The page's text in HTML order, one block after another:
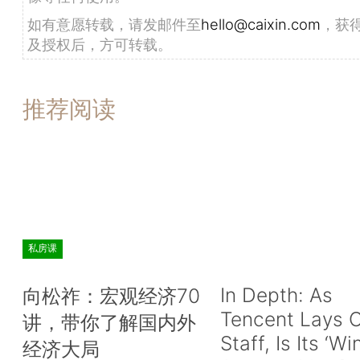
如有意愿转载，请发邮件至hello@caixin.com ，获
及授权后，方可转载。
推荐阅读
私房课
向松祚：宏观经济70
讲，带你了解国内外
经济大局
In Depth: As
Tencent Lays
Staff, Is Its